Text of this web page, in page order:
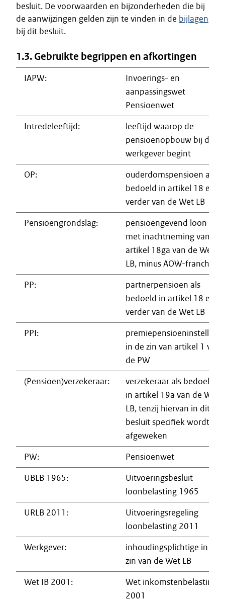
besluit. De voorwaarden en bijzonderheden die bij
de aanwijzingen gelden zijn te vinden in de bijlagen
bij dit besluit.
1.3. Gebruikte begrippen en afkortingen
IAPW:
Invoerings- en
aanpassingswet
Pensioenwet
Intredeleeftijd:
leeftijd waarop de
pensioenopbouw bij de
werkgever begint
OP:
ouderdomspensioen als
bedoeld in artikel 18 en
verder van de Wet LB
Pensioengrondslag:
pensioengevend loon
met inachtneming van
artikel 18ga van de Wet
LB, minus AOW-franchise
PP:
partnerpensioen als
bedoeld in artikel 18 en
verder van de Wet LB
PPI:
premiepensioeninstelling
in de zin van artikel 1 van
de PW
(Pensioen)verzekeraar:
verzekeraar als bedoeld
in artikel 19a van de Wet
LB, tenzij hiervan in dit
besluit specifiek wordt
afgeweken
PW:
Pensioenwet
UBLB 1965:
Uitvoeringsbesluit
loonbelasting 1965
URLB 2011:
Uitvoeringsregeling
loonbelasting 2011
Werkgever:
inhoudingsplichtige in de
zin van de Wet LB
Wet IB 2001:
Wet inkomstenbelasting
2001